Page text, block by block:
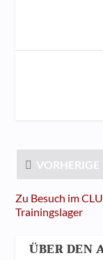
VORHERIGE
Zu Besuch im
Trainingslager
ÜBER DEN